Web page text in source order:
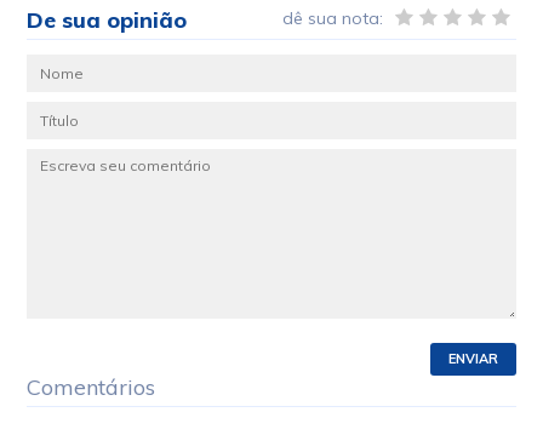
De sua opinião dê sua nota:
ENVIAR
Comentários